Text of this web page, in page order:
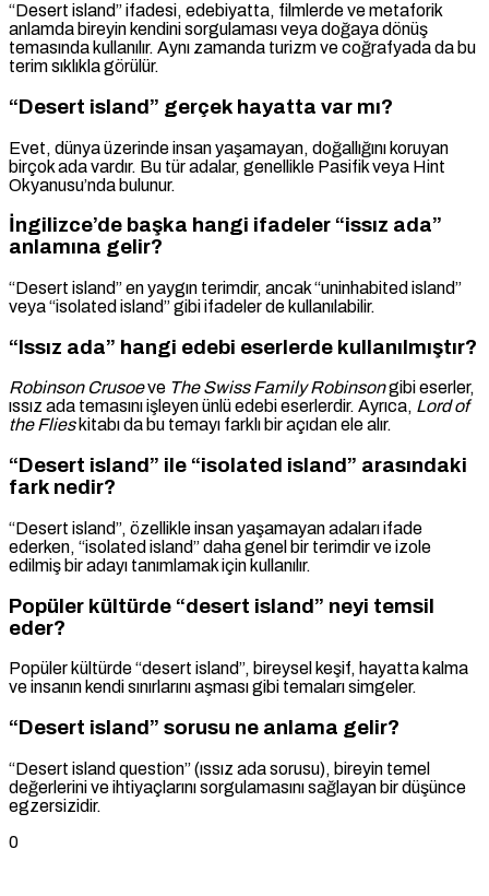
“Desert island” ifadesi, edebiyatta, filmlerde ve metaforik
anlamda bireyin kendini sorgulaması veya doğaya dönüş
temasında kullanılır. Aynı zamanda turizm ve coğrafyada da bu
terim sıklıkla görülür.
“Desert island” gerçek hayatta var mı?
Evet, dünya üzerinde insan yaşamayan, doğallığını koruyan
birçok ada vardır. Bu tür adalar, genellikle Pasifik veya Hint
Okyanusu’nda bulunur.
İngilizce’de başka hangi ifadeler “issız ada”
anlamına gelir?
“Desert island” en yaygın terimdir, ancak “uninhabited island”
veya “isolated island” gibi ifadeler de kullanılabilir.
“Issız ada” hangi edebi eserlerde kullanılmıştır?
Robinson Crusoeve The Swiss Family Robinsongibi eserler,
ıssız ada temasını işleyen ünlü edebi eserlerdir. Ayrıca, Lord of
the Flieskitabı da bu temayı farklı bir açıdan ele alır.
“Desert island” ile “isolated island” arasındaki
fark nedir?
“Desert island”, özellikle insan yaşamayan adaları ifade
ederken, “isolated island” daha genel bir terimdir ve izole
edilmiş bir adayı tanımlamak için kullanılır.
Popüler kültürde “desert island” neyi temsil
eder?
Popüler kültürde “desert island”, bireysel keşif, hayatta kalma
ve insanın kendi sınırlarını aşması gibi temaları simgeler.
“Desert island” sorusu ne anlama gelir?
“Desert island question” (ıssız ada sorusu), bireyin temel
değerlerini ve ihtiyaçlarını sorgulamasını sağlayan bir düşünce
egzersizidir.
0